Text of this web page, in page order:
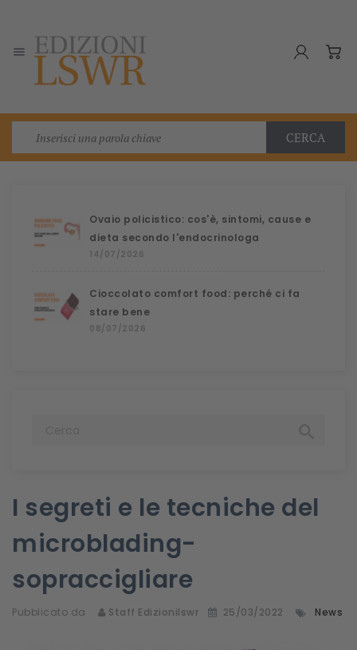

CERCA
Ovaio policistico: cos'è, sintomi, cause e
dieta secondo l'endocrinologa
14/07/2026
Cioccolato comfort food: perché ci fa
stare bene
08/07/2026
I segreti e le tecniche del
microblading-
sopraccigliare
Pubblicato da Staff Edizionilswr 25/03/2022 News